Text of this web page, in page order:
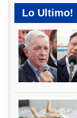
Lo Ultimo!